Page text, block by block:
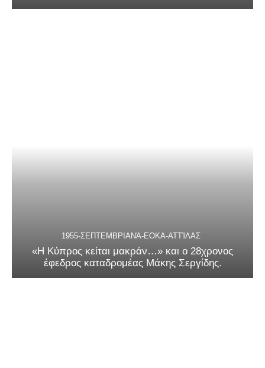
1955-ΣΕΠΤΕΜΒΡΙΑΝΆ-ΕΟΚΑ-ΑΤΤΊΛΑΣ
«Η Κύπρος κείται μακράν…» και ο 28χρονος
έφεδρος καταδρομέας Μάκης Σεργίδης.